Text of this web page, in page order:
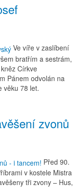
Ve víře v zaslíbení
bratřím a sestrám,
Církve
Pánem odvolán na
věku 78 let.
zvonů
Před 90.
v kostele Mistra
tři zvony – Hus,